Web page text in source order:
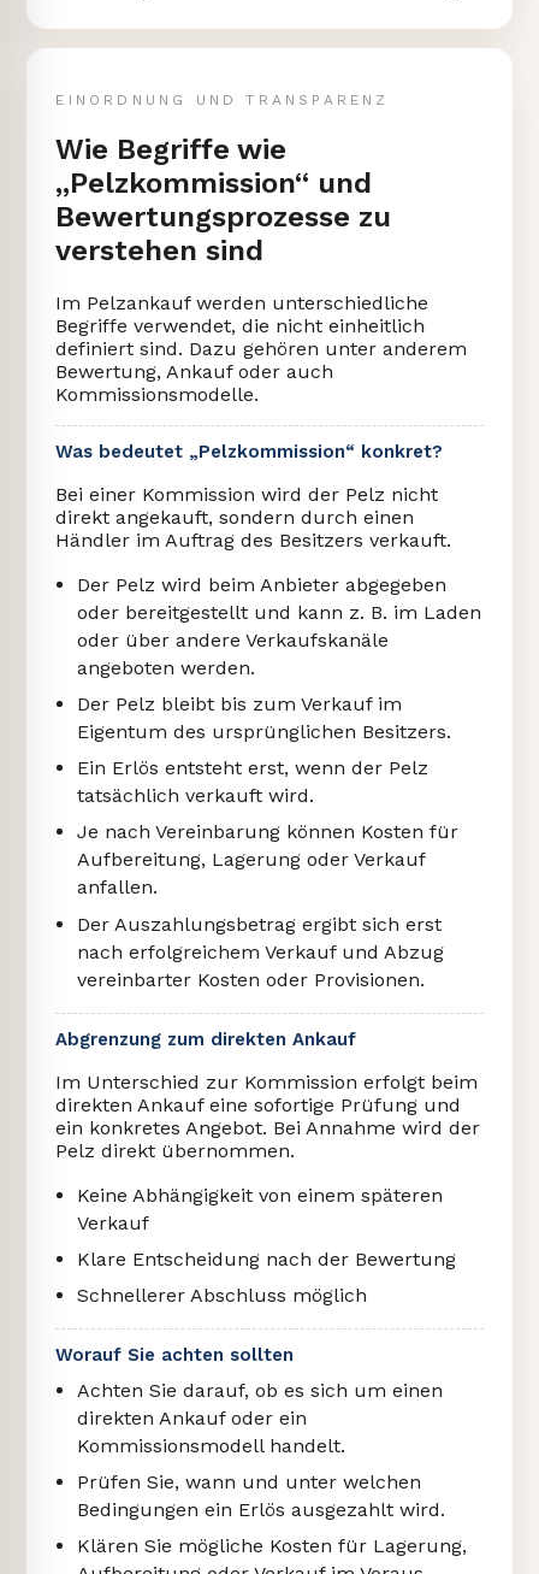
EINORDNUNG UND TRANSPARENZ
Wie Begriffe wie
„Pelzkommission“ und
Bewertungsprozesse zu
verstehen sind
Im Pelzankauf werden unterschiedliche
Begriffe verwendet, die nicht einheitlich
definiert sind. Dazu gehören unter anderem
Bewertung, Ankauf oder auch
Kommissionsmodelle.
Was bedeutet „Pelzkommission“ konkret?
Bei einer Kommission wird der Pelz nicht
direkt angekauft, sondern durch einen
Händler im Auftrag des Besitzers verkauft.
Der Pelz wird beim Anbieter abgegeben
oder bereitgestellt und kann z. B. im Laden
oder über andere Verkaufskanäle
angeboten werden.
Der Pelz bleibt bis zum Verkauf im
Eigentum des ursprünglichen Besitzers.
Ein Erlös entsteht erst, wenn der Pelz
tatsächlich verkauft wird.
Je nach Vereinbarung können Kosten für
Aufbereitung, Lagerung oder Verkauf
anfallen.
Der Auszahlungsbetrag ergibt sich erst
nach erfolgreichem Verkauf und Abzug
vereinbarter Kosten oder Provisionen.
Abgrenzung zum direkten Ankauf
Im Unterschied zur Kommission erfolgt beim
direkten Ankauf eine sofortige Prüfung und
ein konkretes Angebot. Bei Annahme wird der
Pelz direkt übernommen.
Keine Abhängigkeit von einem späteren
Verkauf
Klare Entscheidung nach der Bewertung
Schnellerer Abschluss möglich
Worauf Sie achten sollten
Achten Sie darauf, ob es sich um einen
direkten Ankauf oder ein
Kommissionsmodell handelt.
Prüfen Sie, wann und unter welchen
Bedingungen ein Erlös ausgezahlt wird.
Klären Sie mögliche Kosten für Lagerung,